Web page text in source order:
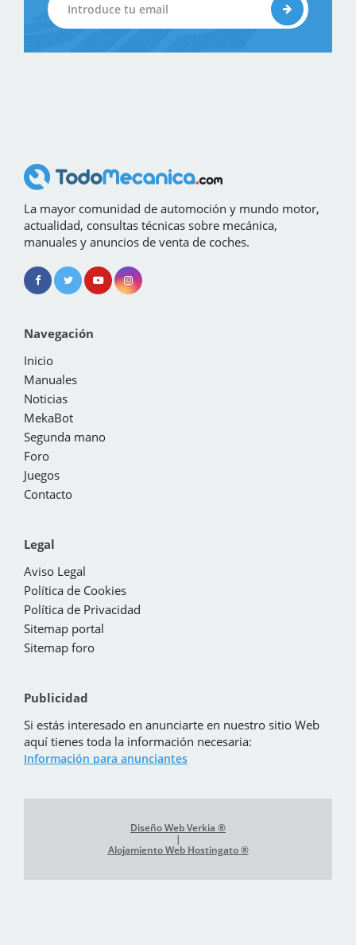
La mayor comunidad de automoción y mundo motor,
actualidad, consultas técnicas sobre mecánica,
manuales y anuncios de venta de coches.
Navegación
Inicio
Manuales
Noticias
MekaBot
Segunda mano
Foro
Juegos
Contacto
Legal
Aviso Legal
Política de Cookies
Política de Privacidad
Sitemap portal
Sitemap foro
Publicidad
Si estás interesado en anunciarte en nuestro sitio Web
aquí tienes toda la información necesaria:
Información para anunciantes
Diseño Web Verkia ®
|
Alojamiento Web Hostingato ®